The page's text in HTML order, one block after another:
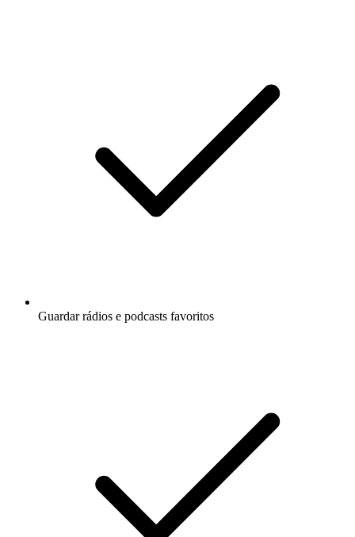
Guardar rádios e podcasts favoritos